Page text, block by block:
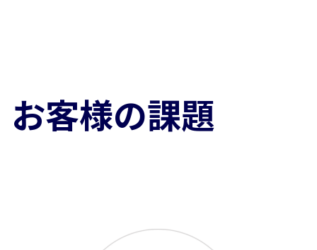
お客様の課題